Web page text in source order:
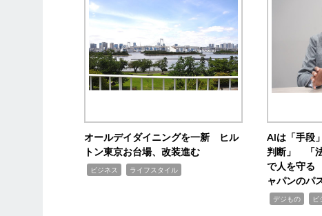
オールデイダイニングを一新 ヒル
トン東京お台場、改装進む
ビジネス ライフスタイル
AIは「手段
判断」 「法
で人を守る
ャパンのパ
デジもの ビ